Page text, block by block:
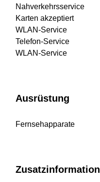
Nahverkehrsservice
Karten akzeptiert
WLAN-Service
Telefon-Service
WLAN-Service
Ausrüstung
Fernsehapparate
Zusatzinformation